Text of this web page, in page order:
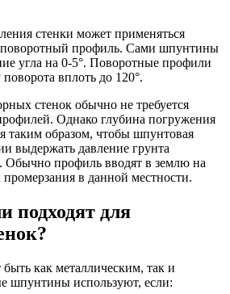
стенки может применяться
поворотный профиль. Сами шпунтины
угла на 0-5°. Поворотные профили
вплоть до 120°.
стенок обычно не требуется
Однако глубина погружения
таким образом, чтобы шпунтовая
выдержать давление грунта
Обычно профиль вводят в землю на
в данной местности.
подходят для
как металлическим, так и
шпунтины используют, если: